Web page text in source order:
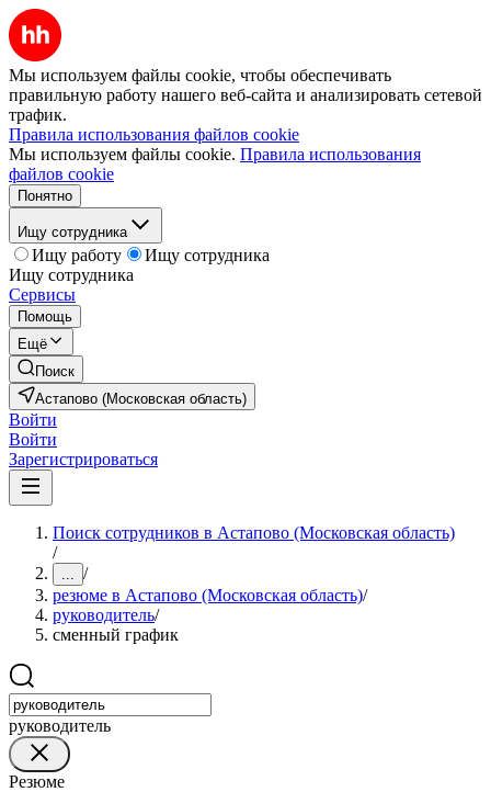
Мы используем файлы cookie, чтобы обеспечивать
правильную работу нашего веб-сайта и анализировать сетевой
трафик.
Правила использования файлов cookie
Мы используем файлы cookie. Правила использования
файлов cookie
Понятно
Ищу сотрудника
Ищу работу
Ищу сотрудника
Ищу сотрудника
Сервисы
Помощь
Ещё
Поиск
Астапово (Московская область)
Войти
Войти
Зарегистрироваться
Поиск сотрудников в Астапово (Московская область)
/
... /
резюме в Астапово (Московская область)/
руководитель/
сменный график
руководитель
Резюме